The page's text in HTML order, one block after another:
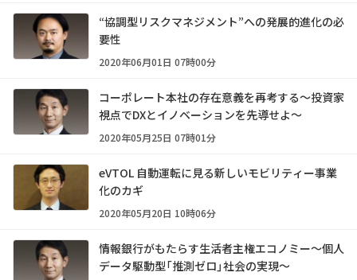
“協調型リスクマネジメント”への発展的進化の必
要性
2020年06月01日 07時00分
コーポレート本社の存在意義を再考する～投資家
視点でDXとイノベーションを先導せよ～
2020年05月25日 07時01分
eVTOL 自動運転に見る新しいモビリティー事業
化のカギ
2020年05月20日 10時06分
情報銀行がもたらす生活者主権エコノミー～個人
データ駆動型「推測ゼロ」社会の実現～